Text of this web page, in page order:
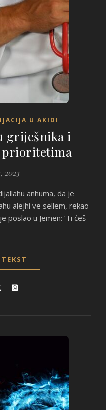
U AKIDI
griješnika i
prioritetima
2023
alejhi ve sellem, rekao
poslao u Jemen: ‘Ti ćeš